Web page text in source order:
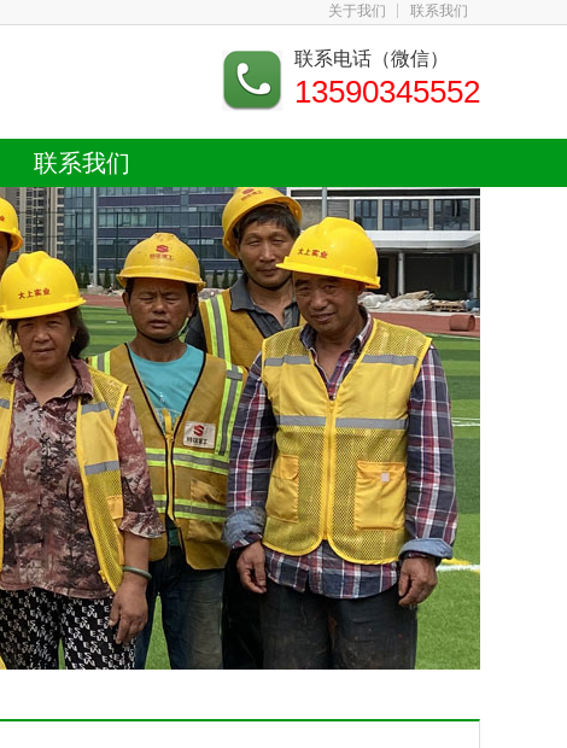
关于我们 联系我们
联系电话（微信）
13590345552
联系我们